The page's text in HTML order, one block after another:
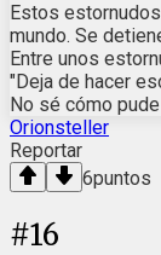
Estos
mundo. Se
Entre unos
"Deja de hacer
No sé cómo
Orionsteller
Reportar
6puntos
#16